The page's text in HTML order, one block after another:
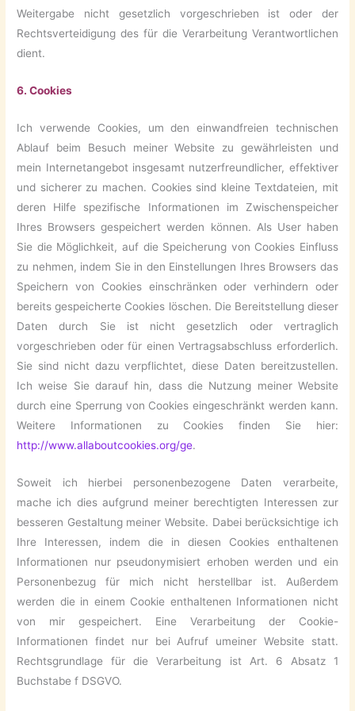
Weitergabe nicht gesetzlich vorgeschrieben ist oder der
Rechtsverteidigung des für die Verarbeitung Verantwortlichen
dient.
6. Cookies
Ich verwende Cookies, um den einwandfreien technischen
Ablauf beim Besuch meiner Website zu gewährleisten und
mein Internetangebot insgesamt nutzerfreundlicher, effektiver
und sicherer zu machen. Cookies sind kleine Textdateien, mit
deren Hilfe spezifische Informationen im Zwischenspeicher
Ihres Browsers gespeichert werden können. Als User haben
Sie die Möglichkeit, auf die Speicherung von Cookies Einfluss
zu nehmen, indem Sie in den Einstellungen Ihres Browsers das
Speichern von Cookies einschränken oder verhindern oder
bereits gespeicherte Cookies löschen. Die Bereitstellung dieser
Daten durch Sie ist nicht gesetzlich oder vertraglich
vorgeschrieben oder für einen Vertragsabschluss erforderlich.
Sie sind nicht dazu verpflichtet, diese Daten bereitzustellen.
Ich weise Sie darauf hin, dass die Nutzung meiner Website
durch eine Sperrung von Cookies eingeschränkt werden kann.
Weitere Informationen zu Cookies finden Sie hier:
http://www.allaboutcookies.org/ge.
Soweit ich hierbei personenbezogene Daten verarbeite,
mache ich dies aufgrund meiner berechtigten Interessen zur
besseren Gestaltung meiner Website. Dabei berücksichtige ich
Ihre Interessen, indem die in diesen Cookies enthaltenen
Informationen nur pseudonymisiert erhoben werden und ein
Personenbezug für mich nicht herstellbar ist. Außerdem
werden die in einem Cookie enthaltenen Informationen nicht
von mir gespeichert. Eine Verarbeitung der Cookie-
Informationen findet nur bei Aufruf umeiner Website statt.
Rechtsgrundlage für die Verarbeitung ist Art. 6 Absatz 1
Buchstabe f DSGVO.